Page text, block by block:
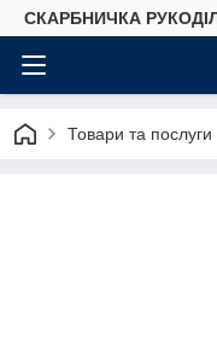
СКАРБНИЧКА
Товари та послуги